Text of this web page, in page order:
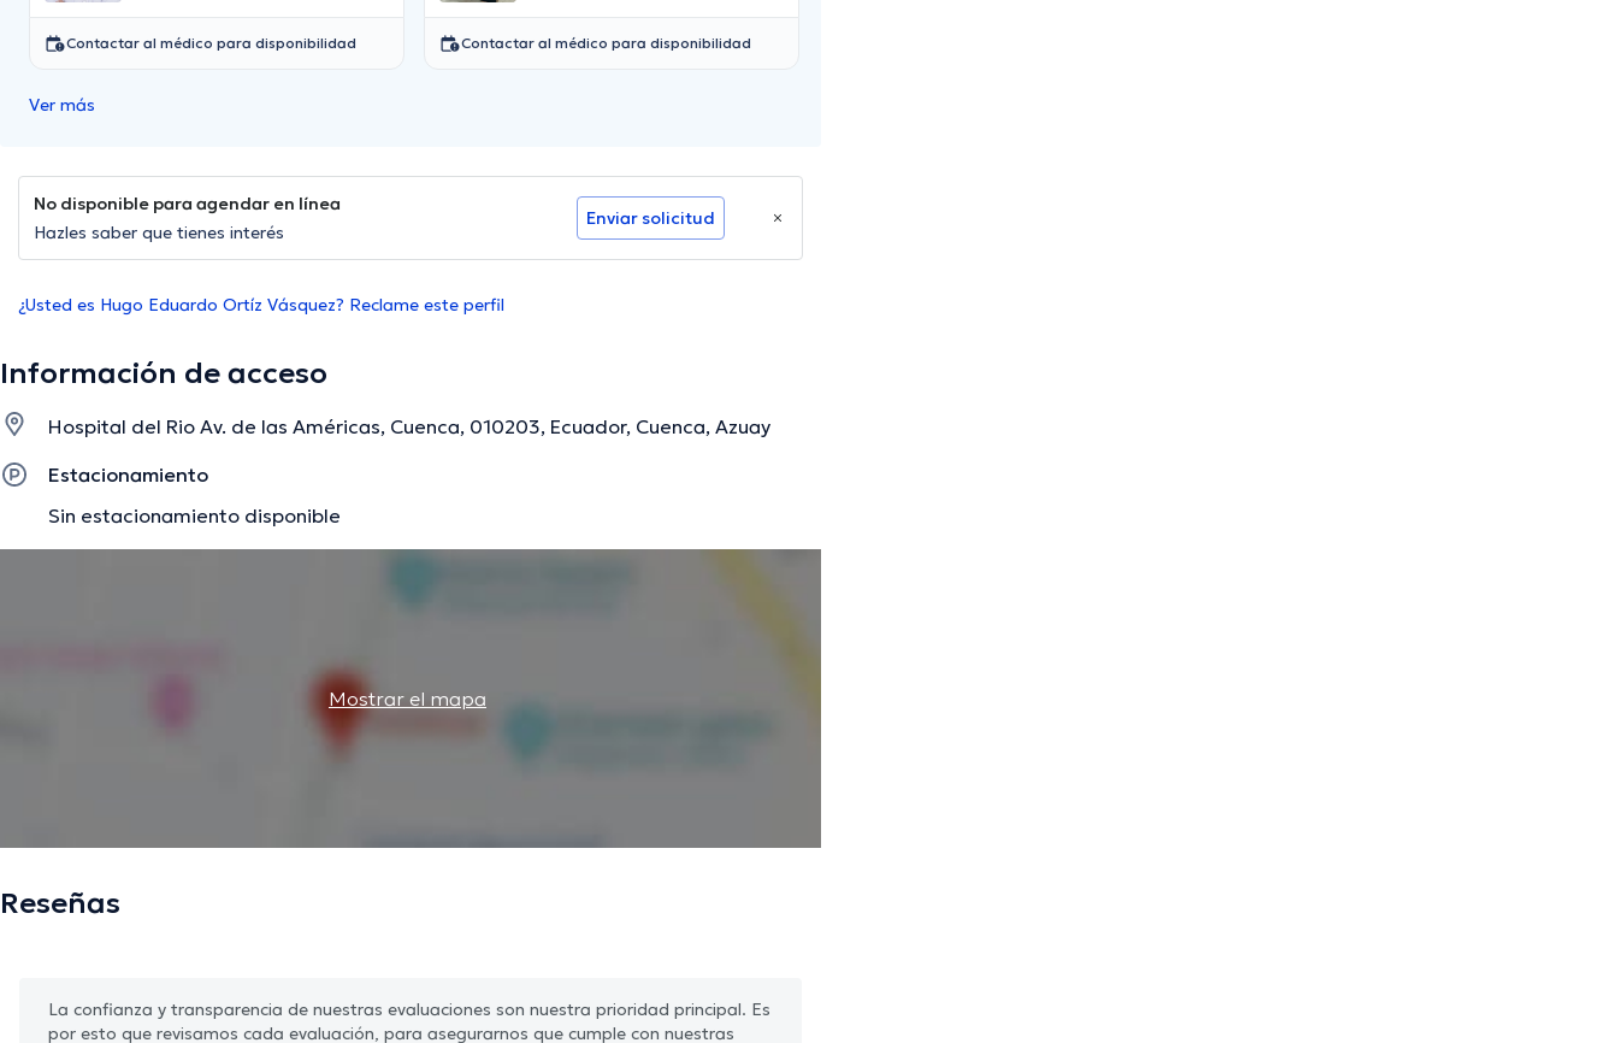
Contactar al médico para disponibilidad Contactar al médico para disponibilidad
Ver más
No disponible para agendar en línea
Hazles saber que tienes interés
Enviar solicitud
¿Usted es Hugo Eduardo Ortíz Vásquez? Reclame este perfil
Información de acceso
Hospital del Rio Av. de las Américas, Cuenca, 010203, Ecuador, Cuenca, Azuay
Estacionamiento
Sin estacionamiento disponible
Mostrar el mapa
Reseñas
La confianza y transparencia de nuestras evaluaciones son nuestra prioridad principal. Es
por esto que revisamos cada evaluación, para asegurarnos que cumple con nuestras